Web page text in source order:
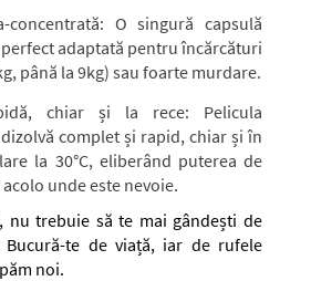
concentrată: O singură capsulă
adaptată pentru încărcături
până la 9kg) sau foarte murdare.
chiar și la rece: Pelicula
complet și rapid, chiar și în
la 30°C, eliberând puterea de
unde este nevoie.
nu trebuie să te mai gândești de
te de viață, iar de rufele
noi.